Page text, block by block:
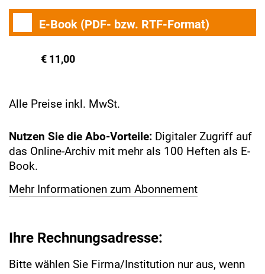
E-Book (PDF- bzw. RTF-Format)
€ 11,00
Alle Preise inkl. MwSt.
Nutzen Sie die Abo-Vorteile: Digitaler Zugriff auf
das Online-Archiv mit mehr als 100 Heften als E-
Book.
Mehr Informationen zum Abonnement
Ihre Rechnungsadresse:
Bitte wählen Sie Firma/Institution nur aus, wenn